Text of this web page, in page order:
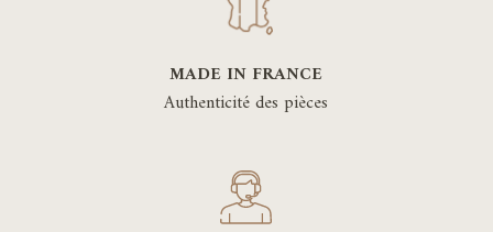
MADE IN FRANCE
Authenticité des pièces